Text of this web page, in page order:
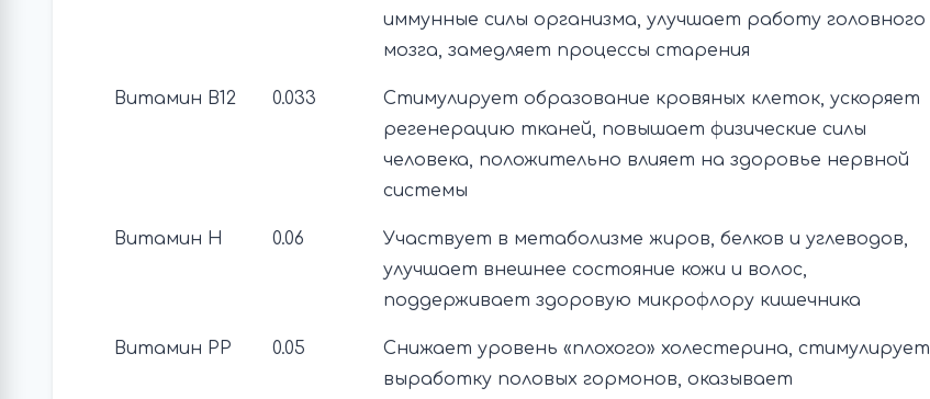
иммунные силы организма, улучшает работу головного
мозга, замедляет процессы старения
Витамин В12 0.033
Стимулирует образование кровяных клеток, ускоряет
регенерацию тканей, повышает физические силы
человека, положительно влияет на здоровье нервной
системы
Витамин Н 0.06
Участвует в метаболизме жиров, белков и углеводов,
улучшает внешнее состояние кожи и волос,
поддерживает здоровую микрофлору кишечника
Витамин РР 0.05
Снижает уровень «плохого» холестерина, стимулирует
выработку половых гормонов, оказывает